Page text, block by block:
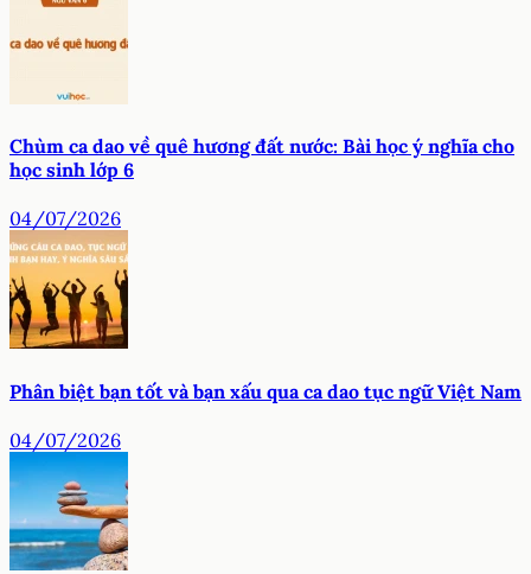
Chùm ca dao về quê hương đất nước: Bài học ý nghĩa cho
học sinh lớp 6
04/07/2026
Phân biệt bạn tốt và bạn xấu qua ca dao tục ngữ Việt Nam
04/07/2026